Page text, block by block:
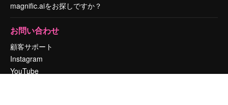
magnific.aiをお探しですか？
お問い合わせ
顧客サポート
Instagram
YouTube